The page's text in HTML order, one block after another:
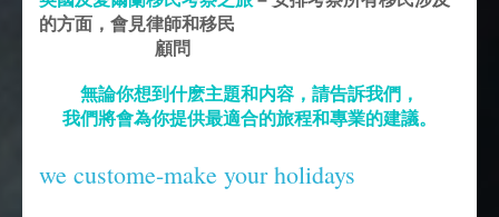
的方面，會見律師和移民
顧問
無論你想到什麽主題和内容，請告訴我們，
我們將會為你提供最適合的旅程和專業的建議。
we custome-make your holidays